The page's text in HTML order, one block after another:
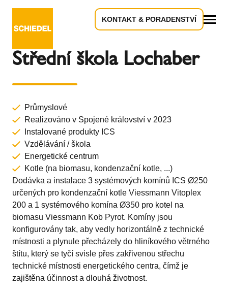
KONTAKT & PORADENSTVÍ
Střední škola Lochaber
Průmyslové
Realizováno v Spojené království v 2023
Instalované produkty ICS
Vzdělávání / škola
Energetické centrum
Kotle (na biomasu, kondenzační kotle, ...)
Dodávka a instalace 3 systémových komínů ICS Ø250
určených pro kondenzační kotle Viessmann Vitoplex
200 a 1 systémového komína Ø350 pro kotel na
biomasu Viessmann Kob Pyrot. Komíny jsou
konfigurovány tak, aby vedly horizontálně z technické
místnosti a plynule přecházely do hliníkového větrného
štítu, který se tyčí svisle přes zakřivenou střechu
technické místnosti energetického centra, čímž je
zajištěna účinnost a dlouhá životnost.